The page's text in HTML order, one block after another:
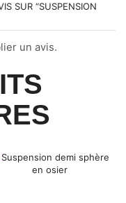
SUR “SUSPENSION
un avis.